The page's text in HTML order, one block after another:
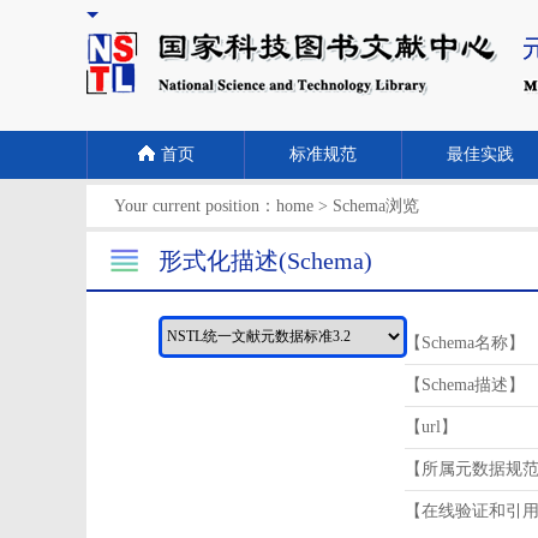
首页 标准规范 最佳实践
Your current position： home > Schema浏览
形式化描述(Schema)
【Schema名称】
【Schema描述】
【url】
【所属元数据规
【在线验证和引